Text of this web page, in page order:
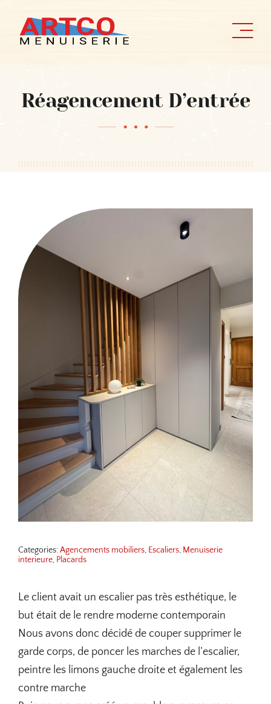
contenu
Réagencement D’entrée
Categories:Agencements mobiliers, Escaliers, Menuiserie
interieure, Placards
Le client avait un escalier pas très esthétique, le
but était de le rendre moderne contemporain
Nous avons donc décidé de couper supprimer le
garde corps, de poncer les marches de l’escalier,
peintre les limons gauche droite et également les
contre marche